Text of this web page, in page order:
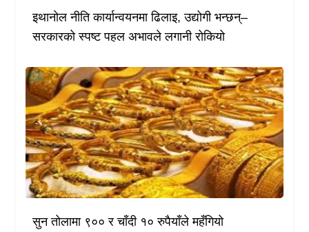
इथानोल नीति कार्यान्वयनमा ढिलाइ, उद्योगी भन्छन्–
सरकारको स्पष्ट पहल अभावले लगानी रोकियो
सुन तोलामा ९०० र चाँदी १० रुपैयाँले महँगियो